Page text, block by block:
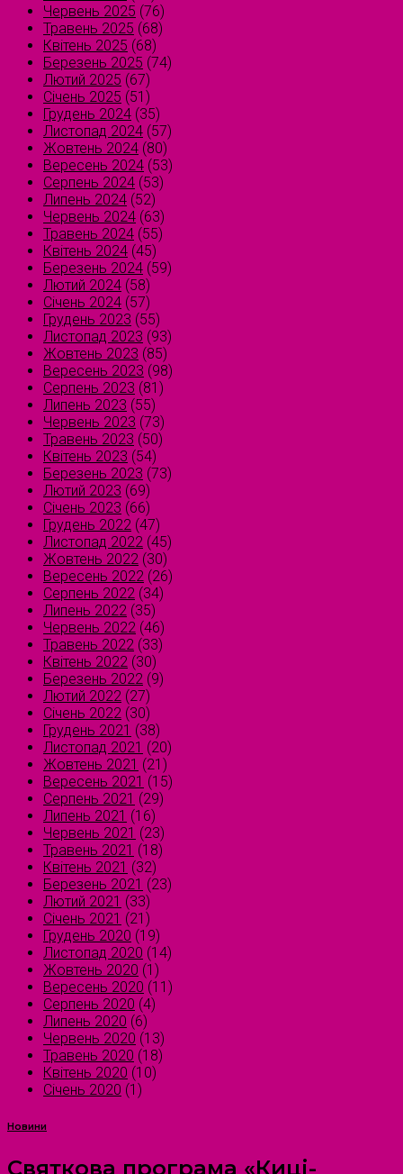
Червень 2025 (76)
Травень 2025 (68)
Квітень 2025 (68)
Березень 2025 (74)
Лютий 2025 (67)
Січень 2025 (51)
Грудень 2024 (35)
Листопад 2024 (57)
Жовтень 2024 (80)
Вересень 2024 (53)
Серпень 2024 (53)
Липень 2024 (52)
Червень 2024 (63)
Травень 2024 (55)
Квітень 2024 (45)
Березень 2024 (59)
Лютий 2024 (58)
Січень 2024 (57)
Грудень 2023 (55)
Листопад 2023 (93)
Жовтень 2023 (85)
Вересень 2023 (98)
Серпень 2023 (81)
Липень 2023 (55)
Червень 2023 (73)
Травень 2023 (50)
Квітень 2023 (54)
Березень 2023 (73)
Лютий 2023 (69)
Січень 2023 (66)
Грудень 2022 (47)
Листопад 2022 (45)
Жовтень 2022 (30)
Вересень 2022 (26)
Серпень 2022 (34)
Липень 2022 (35)
Червень 2022 (46)
Травень 2022 (33)
Квітень 2022 (30)
Березень 2022 (9)
Лютий 2022 (27)
Січень 2022 (30)
Грудень 2021 (38)
Листопад 2021 (20)
Жовтень 2021 (21)
Вересень 2021 (15)
Серпень 2021 (29)
Липень 2021 (16)
Червень 2021 (23)
Травень 2021 (18)
Квітень 2021 (32)
Березень 2021 (23)
Лютий 2021 (33)
Січень 2021 (21)
Грудень 2020 (19)
Листопад 2020 (14)
Жовтень 2020 (1)
Вересень 2020 (11)
Серпень 2020 (4)
Липень 2020 (6)
Червень 2020 (13)
Травень 2020 (18)
Квітень 2020 (10)
Січень 2020 (1)
Новини
Святкова програма «Киці-